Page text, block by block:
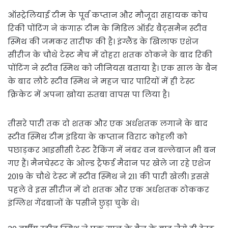
ऑस्ट्रेलियाई टीम के पूर्व कप्तान और मौजूदा सहायक कोच
रिकी पोंटिंग ने कंगारू टीम के मिडिल ऑर्डर बैट्समैन स्टीव
स्मिथ की जमकर तारीफ की है। इंग्लैंड के खिलाफ एशेज
सीरीज के चौथे टेस्ट मैच में दोहरा शतक ठोकने के बाद रिकी
पोंटिंग ने स्टीव स्मिथ को जीनियस बताया है। एक साल के बैन
के बाद लौटे स्टीव स्मिथ ने महज चार पारियों में ही टेस्ट
क्रिकेट में अपना खोया रुतबा वापस पा लिया है।
तीसरे पारी तक दो शतक और एक अर्धशतक लगाने के बाद
स्टीव स्मिथ टीम इंडिया के कप्तान विराट कोहली को
पछाड़कर आइसीसी टेस्ट रैंकिंग में नंबर वन बल्लेबाज भी बन
गए हैं। मैनचेस्टर के ओल्ड ट्रैफर्ड मैदान पर खेले जा रहे एशेज
2019 के चौथे टेस्ट में स्टीव स्मिथ ने 211 की पारी खेली। इससे
पहले वे इस सीरीज में दो शतक और एक अर्धशतक ठोककर
इंग्लिश गेंदबाजों के पसीने छुड़ा चुके थे।